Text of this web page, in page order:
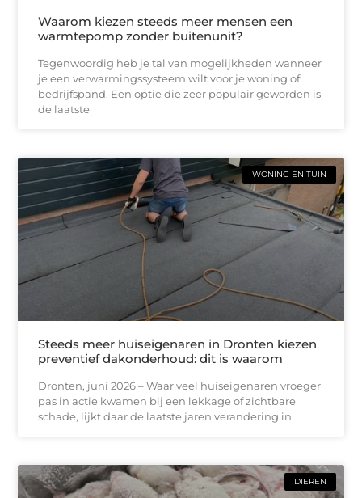
Waarom kiezen steeds meer mensen een
warmtepomp zonder buitenunit?
Tegenwoordig heb je tal van mogelijkheden wanneer
je een verwarmingssysteem wilt voor je woning of
bedrijfspand. Een optie die zeer populair geworden is
de laatste
WONING EN TUIN
Steeds meer huiseigenaren in Dronten kiezen
preventief dakonderhoud: dit is waarom
Dronten, juni 2026 – Waar veel huiseigenaren vroeger
pas in actie kwamen bij een lekkage of zichtbare
schade, lijkt daar de laatste jaren verandering in
DIEREN